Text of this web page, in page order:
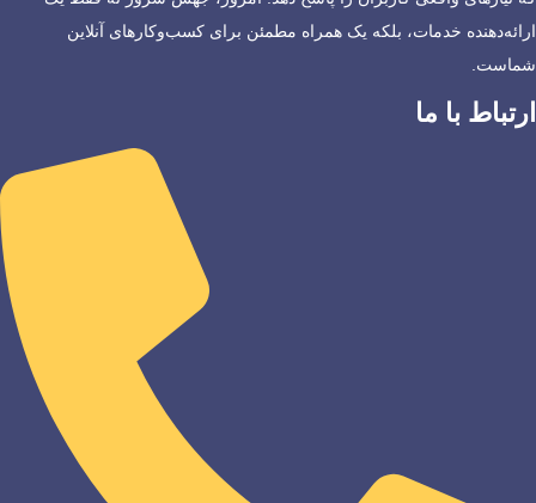
ارائه‌دهنده خدمات، بلکه یک همراه مطمئن برای کسب‌وکارهای آنلاین
شماست.
ارتباط با ما